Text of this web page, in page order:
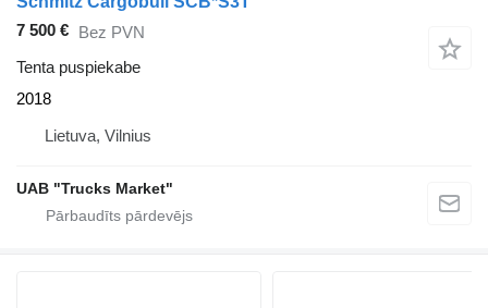
7 500 € Bez PVN
Tenta puspiekabe
2018
Lietuva, Vilnius
UAB "Trucks Market"